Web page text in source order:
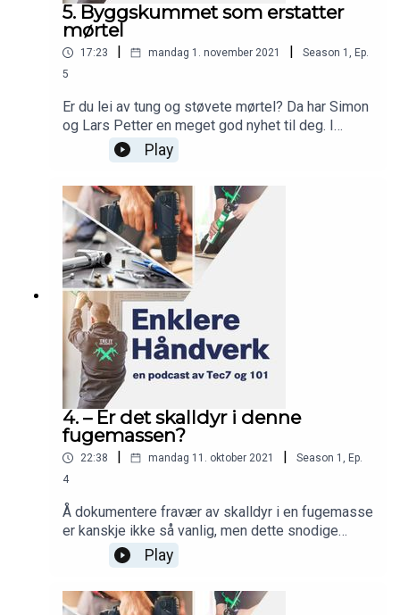
5. Byggskummet som erstatter
mørtel
17:23 mandag 1. november 2021 Season 1 , Ep.
5
Er du lei av tung og støvete mørtel? Da har Simon
og Lars Petter en meget god nyhet til deg. I
dagens episode introduserer gutta et byggskum
som i mange tilfeller erstatter både mørtel og
skruer. Enten du skal mure opp Leca-blokker,
feste isolasjonsplater eller fylle hulrom mellom
dør- og vinduskarmer: Dette byggskummet lar
deg ta jobben på strak arm – bokstavelig talt.
Play
4. – Er det skalldyr i denne
fugemassen?
22:38 mandag 11. oktober 2021 Season 1 , Ep.
4
Å dokumentere fravær av skalldyr i en fugemasse
er kanskje ikke så vanlig, men dette snodige
spørsmålet har likevel dukket opp på pulten vår.
Dokumentasjon er en viktig del av byggfaget.
Stadig oftere må du kunne dokumentere at
produktene dine tilfredsstiller ulike miljø-, helse-
Play